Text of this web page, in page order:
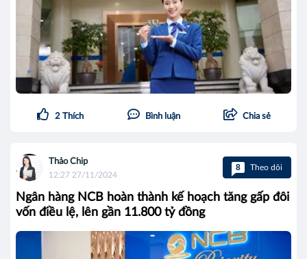
2 Thích Bình luận Chia sẻ
Thảo Chip
12:27 27/11/2024
8 Theo dõi
Ngân hàng NCB hoàn thành kế hoạch tăng gấp đôi
vốn điều lệ, lên gần 11.800 tỷ đồng